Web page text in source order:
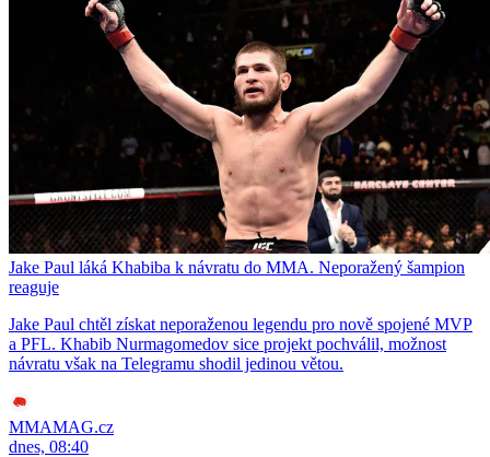
Jake Paul láká Khabiba k návratu do MMA. Neporažený šampion
reaguje
Jake Paul chtěl získat neporaženou legendu pro nově spojené MVP
a PFL. Khabib Nurmagomedov sice projekt pochválil, možnost
návratu však na Telegramu shodil jedinou větou.
MMAMAG.cz
dnes, 08:40